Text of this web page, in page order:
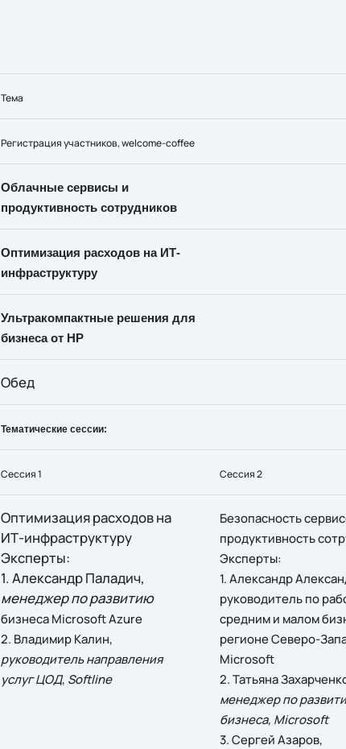
Тема
Регистрация участников, welcome-coffee
Облачные сервисы и
продуктивность сотрудников
Оптимизация расходов на ИТ-
инфраструктуру
Ультракомпактные решения для
бизнеса от HP
Обед
Тематические сессии:
Сессия 1 Сессия 2
Оптимизация расходов на
ИТ-инфраструктуру
Эксперты:
1. Александр Паладич,
менеджер по развитию
бизнеса Microsoft Azure
2. Владимир Калин,
руководитель направления
услуг ЦОД, Softline
Безопасность
продуктивность
Эксперты:
1. Александр
руководитель по
средним и малом
регионе Северо-
Microsoft
2. Татьяна
менеджер по
бизнеса, Microsoft
3. Сергей Азаров,